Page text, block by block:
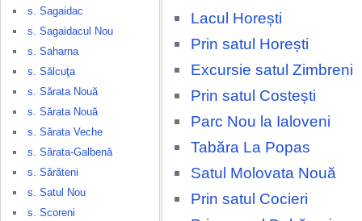
s. Sagaidac
s. Sagaidacul Nou
s. Saharna
s. Sălcuţa
s. Sărata Nouă
s. Sărata Nouă
s. Sărata Veche
s. Sărata-Galbenă
s. Sărăteni
s. Satul Nou
s. Scoreni
Lacul Horești
Prin satul Horești
Excursie satul Zimbreni
Prin satul Costești
Parc Nou la Ialoveni
Tabăra La Popas
Satul Molovata Nouă
Prin satul Cocieri